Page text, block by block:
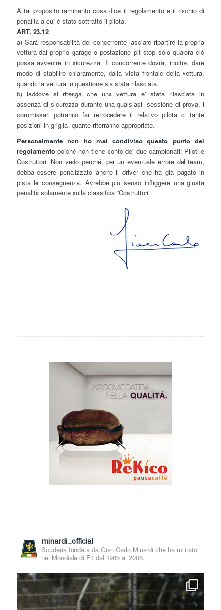
A tal proposito rammento cosa dice il regolamento e il rischio di
penalità a cui è stato sottratto il pilota.
ART. 23.12
a) Sarà responsabilità del concorrente lasciare ripartire la propria
vettura dal proprio garage o postazione pit stop solo qualora ciò
possa avvenire in sicurezza. Il concorrente dovrà, inoltre, dare
modo di stabilire chiaramente, dalla vista frontale della vettura,
quando la vettura in questione sia stata rilasciata.
b) laddove si ritenga che una vettura e’ stata rilasciata in
assenza di sicurezza durante una qualsiasi sessione di prova, i
commissari potranno far retrocedere il relativo pilota di tante
posizioni in griglia quante riterranno appropriate.
Personalmente non ho mai condiviso questo punto del
regolamentopoiché non tiene conto dei due campionati: Piloti e
Costruttori. Non vedo perché, per un eventuale errore del team,
debba essere penalizzato anche il driver che ha già pagato in
pista le conseguenza. Avrebbe più senso infliggere una giusta
penalità solamente sulla classifica “Costruttori”
minardi_official
Scuderia fondata da Gian Carlo Minardi che ha militato
nel Mondiale di F1 dal 1985 al 2005.